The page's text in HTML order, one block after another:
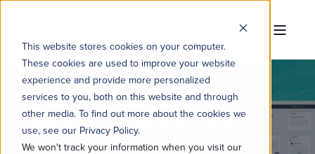
This website stores cookies on your computer.
These cookies are used to improve your website
experience and provide more personalized
services to you, both on this website and through
other media. To find out more about the cookies we
use, see our Privacy Policy.
We won't track your information when you visit our
6 MIN READ